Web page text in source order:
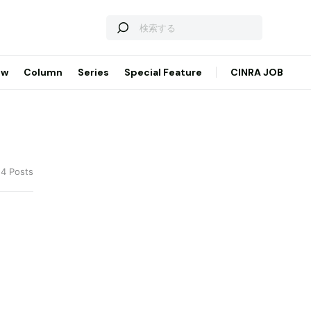
Column Series Special Feature CINRA JOB
Posts